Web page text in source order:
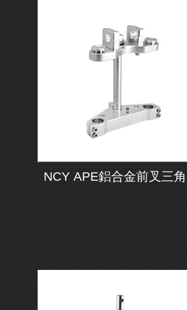
NCY APE鋁合金前叉三